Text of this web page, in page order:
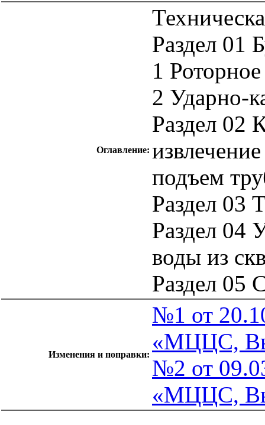
Оглавление:
Раздел 01
1
2 Ударно-
Раздел 02
подъем
Раздел 03
Раздел 04
воды из
Раздел 05
Изменения и поправки:
№1 от
«МЦЦС,
№2 от
«МЦЦС,